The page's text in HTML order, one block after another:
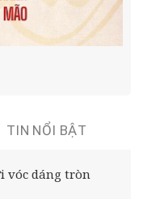
TIN NỔI BẬT
vóc dáng tròn